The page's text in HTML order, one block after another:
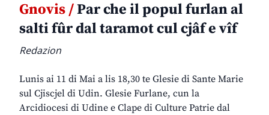
Gnovis /Par che il popul furlan al
salti fûr dal taramot cul cjâf e vîf
Redazion
Lunis ai 11 di Mai a lis 18,30 te Glesie di Sante Marie
sul Cjiscjel di Udin. Glesie Furlane, cun la
Arcidiocesi di Udine e Clape di Culture Patrie dal